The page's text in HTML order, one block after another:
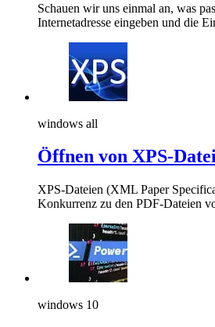
Schauen wir uns einmal an, was
Internetadresse eingeben und die
windows all
Öffnen von XPS-
XPS-Dateien (XML Paper
Konkurrenz zu den PDF-Dateien
windows 10